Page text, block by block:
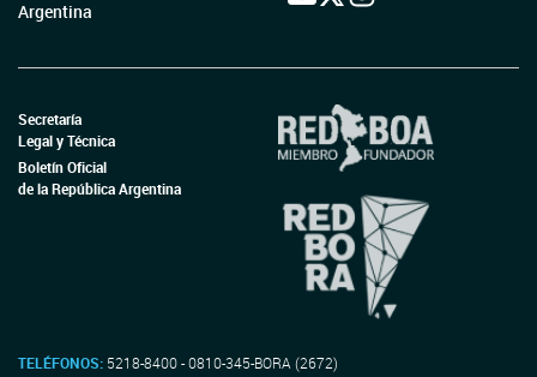
Argentina
Secretaría
Legal y Técnica
Boletín Oficial
de la República Argentina
TELÉFONOS: 5218-8400 - 0810-345-BORA (2672)